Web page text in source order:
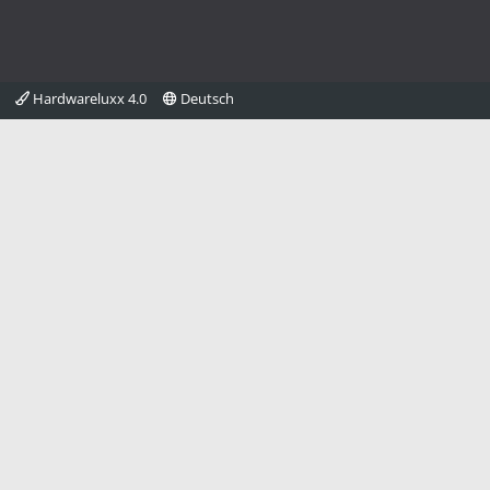
Hardwareluxx 4.0 Deutsch